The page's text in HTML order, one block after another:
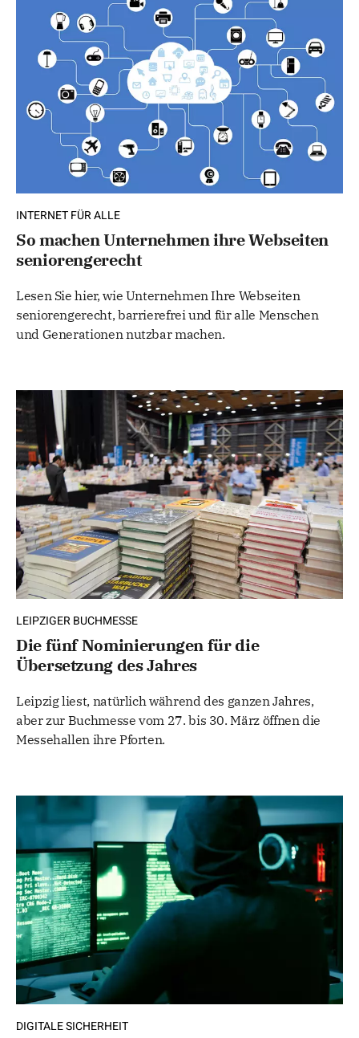
INTERNET FÜR ALLE
So machen Unternehmen ihre Webseiten
seniorengerecht
Lesen Sie hier, wie Unternehmen Ihre Webseiten
seniorengerecht, barrierefrei und für alle Menschen
und Generationen nutzbar machen.
LEIPZIGER BUCHMESSE
Die fünf Nominierungen für die
Übersetzung des Jahres
Leipzig liest, natürlich während des ganzen Jahres,
aber zur Buchmesse vom 27. bis 30. März öffnen die
Messehallen ihre Pforten.
DIGITALE SICHERHEIT